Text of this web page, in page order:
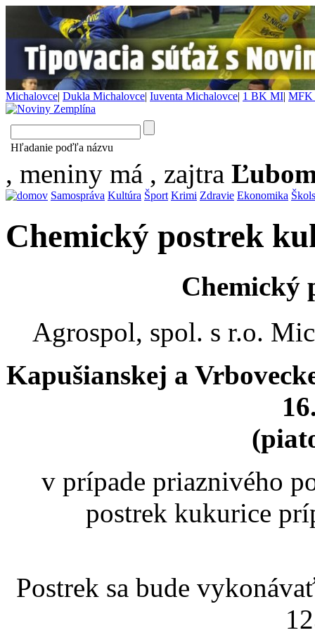
Michalovce| Dukla Michalovce| Iuventa Michalovce| 1 BK MI| MFK
Hľadanie poďľa názvu
, meniny má , zajtra
Samospráva Kultúra Šport Krimi Zdravie Ekonomika
Chemický postrek
Chemický
Agrospol, spol. s r.o.
Kapušianskej a
v prípade priaznivého
postrek kukurice
Postrek sa bude